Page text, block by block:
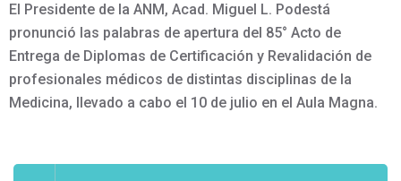
El Presidente de la ANM, Acad. Miguel L. Podestá
pronunció las palabras de apertura del 85° Acto de
Entrega de Diplomas de Certificación y Revalidación de
profesionales médicos de distintas disciplinas de la
Medicina, llevado a cabo el 10 de julio en el Aula Magna.